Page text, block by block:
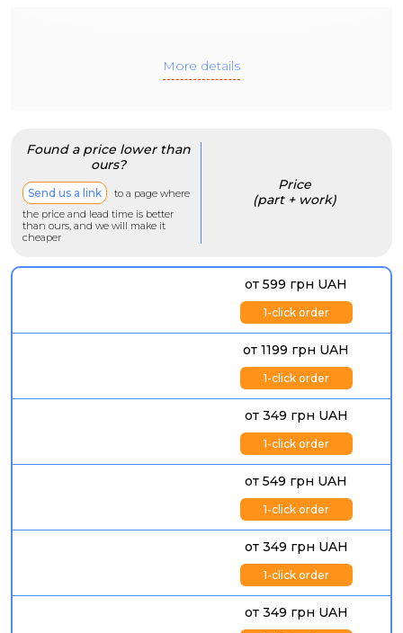
More details
Found a price lower than
ours?
Send us a link
to a page where
the price and lead time is better
than ours, and we will make it
cheaper
Price
(part + work)
от 599 грн UAH
1-click order
от 1199 грн UAH
1-click order
от 349 грн UAH
1-click order
от 549 грн UAH
1-click order
от 349 грн UAH
1-click order
от 349 грн UAH